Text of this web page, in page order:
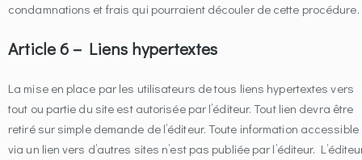
condamnations et frais qui pourraient découler de cette procédure.
Article 6 – Liens hypertextes
La mise en place par les utilisateurs de tous liens hypertextes vers
tout ou partie du site est autorisée par l’éditeur. Tout lien devra être
retiré sur simple demande de l’éditeur. Toute information accessible
via un lien vers d’autres sites n’est pas publiée par l’éditeur.